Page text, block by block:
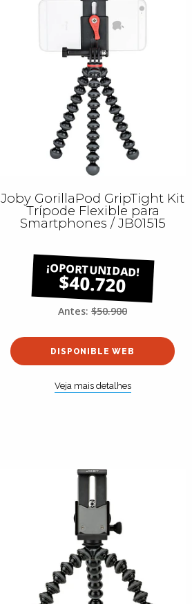
Joby GorillaPod GripTight Kit
Trípode Flexible para
Smartphones / JB01515
$40.720
Antes: $50.900
DISPONIBLE WEB
Veja mais detalhes